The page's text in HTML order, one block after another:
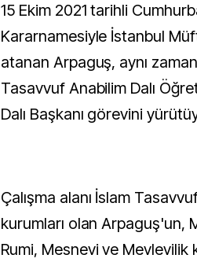
15 Ekim 2021 tarihli
Kararnamesiyle İstanbul
atanan Arpaguş, aynı
Tasavvuf Anabilim Dalı
Dalı Başkanı görevini
Çalışma alanı İslam
kurumları olan Arpaguş'un,
Rumi, Mesnevi ve Mevlevilik